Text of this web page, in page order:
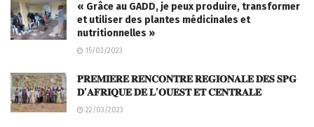
« Grâce au GADD, je peux produire, transformer
et utiliser des plantes médicinales et
nutritionnelles »
15/03/2023
𝐏𝐑𝐄𝐌𝐈𝐄𝐑𝐄 𝐑𝐄𝐍𝐂𝐎𝐍𝐓𝐑𝐄 𝐑𝐄𝐆𝐈𝐎𝐍𝐀𝐋𝐄 𝐃𝐄𝐒 𝐒𝐏𝐆
𝐃’𝐀𝐅𝐑𝐈𝐐𝐔𝐄 𝐃𝐄 𝐋’𝐎𝐔𝐄𝐒𝐓 𝐄𝐓 𝐂𝐄𝐍𝐓𝐑𝐀𝐋𝐄
22/03/2023